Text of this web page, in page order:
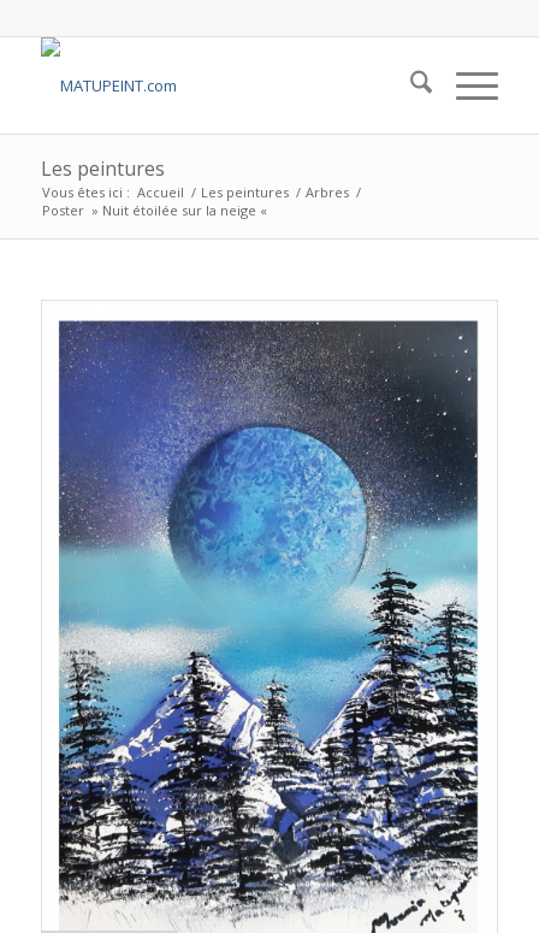
Les peintures
Vous êtes ici : Accueil / Les peintures / Arbres /
Poster » Nuit étoilée sur la neige «